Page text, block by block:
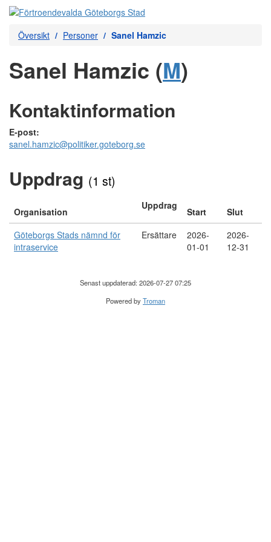
Översikt Personer Sanel Hamzic
Sanel Hamzic (M)
Kontaktinformation
E-post:
sanel.hamzic@politiker.goteborg.se
Uppdrag (1 st)
Organisation
Uppdrag
Start
Slut
Göteborgs Stads nämnd för
intraservice
Ersättare
2026-
01-01
2026-
12-31
Senast uppdaterad: 2026-07-27 07:25
Powered byTroman